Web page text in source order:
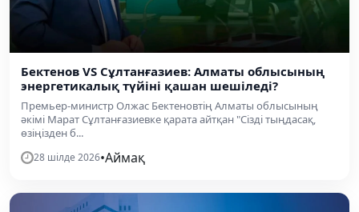
Бектенов VS Сұлтанғазиев: Алматы облысының
энергетикалық түйіні қашан шешіледі?
Премьер-министр Олжас Бектеновтің Алматы облысының
әкімі Марат Сұлтанғазиевке қарата айтқан "Сізді тыңдасақ,
өзіңізден б...
28 шілде 2026•Аймақ